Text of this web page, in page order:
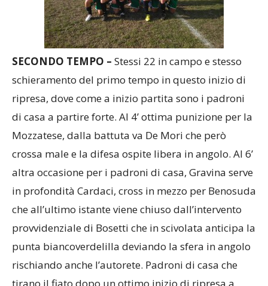
SECONDO TEMPO – Stessi 22 in campo e stesso
schieramento del primo tempo in questo inizio di
ripresa, dove come a inizio partita sono i padroni
di casa a partire forte. Al 4’ ottima punizione per la
Mozzatese, dalla battuta va De Mori che però
crossa male e la difesa ospite libera in angolo. Al 6’
altra occasione per i padroni di casa, Gravina serve
in profondità Cardaci, cross in mezzo per Benosuda
che all’ultimo istante viene chiuso dall’intervento
provvidenziale di Bosetti che in scivolata anticipa la
punta biancoverdelilla deviando la sfera in angolo
rischiando anche l’autorete. Padroni di casa che